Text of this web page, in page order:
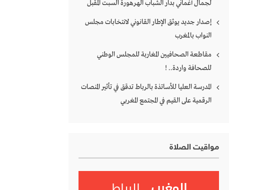
لجمال أغماني بدار الشباب الهرهورة السبت المقبل
إصدار جديد يوثق الإطار القانوني لانتخابات مجلس
النواب بالمغرب
مقاطعة الصحافيين المغاربة للمجلس الوطني
للصحافة واردة.. !
المدرسة العليا للأساتذة بالرباط تدقق في تأثير المنصات
الرقمية على القيم في المجتمع المغربي
مواقيت الصلاة